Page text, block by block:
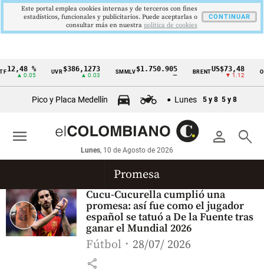
Cintillo
económicos
Colombia
12,48 %
▲ 0.05
UVR$386,1273
▲ 0.03
SMMLV $1.750.905 BRENTUS$73,48
▼ 1.12
Pico y Placa Medellín Lunes 5 y 8 5 y 8
person search
Lunes, 10 de Agosto de 2026
menu
Promesa
Cucu-Cucurella cumplió una
promesa: así fue como el jugador
español se tatuó a De la Fuente tras
ganar el Mundial 2026
Fútbol 28/07/ 2026
share
Este portal emplea cookies internas y de terceros con fines
estadísticos, funcionales y publicitarios. Puede aceptarlas o
consultar más en nuestra politica de cookies
CONTINUAR